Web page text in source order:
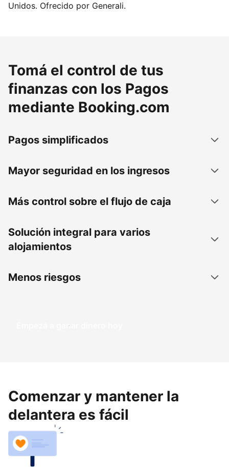
Unidos. Ofrecido por Generali.
Tomá el control de tus
finanzas con los Pagos
mediante Booking.com
Pagos simplificados
Mayor seguridad en los ingresos
Más control sobre el flujo de caja
Solución integral para varios
alojamientos
Menos riesgos
Empezá a ganar dinero hoy
Comenzar y mantener la
delantera es fácil